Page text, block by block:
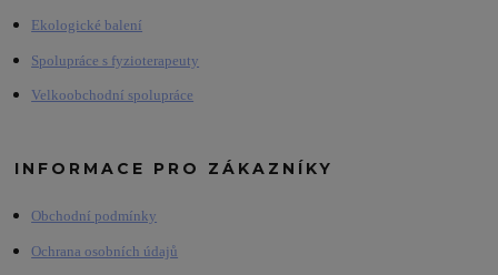
Ekologické balení
Spolupráce s fyzioterapeuty
Velkoobchodní spolupráce
INFORMACE PRO ZÁKAZNÍKY
Obchodní podmínky
Ochrana osobních údajů